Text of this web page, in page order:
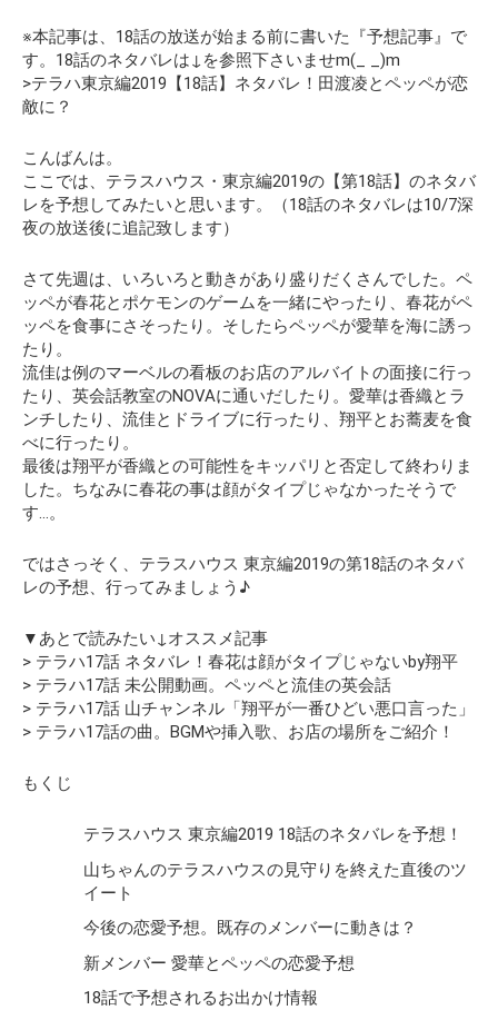
o
k
p
p
k
※本記事は、18話の放送が始まる前に書いた『予想記事』で
す。18話のネタバレは↓を参照下さいませm(_ _)m
>テラハ東京編2019【18話】ネタバレ！田渡凌とペッペが恋
敵に？
こんばんは。
ここでは、テラスハウス・東京編2019の 【第18話】 のネタバ
レを予想 してみたいと思います。
（18話のネタバレは10/7深
夜の放送後に追記致します）
さて先週は、いろいろと動きがあり盛りだくさんでした。ペ
ッペが春花とポケモンのゲームを一緒にやったり、春花がペ
ッペを食事にさそったり。そしたらペッペが愛華を海に誘っ
たり。
流佳は例のマーベルの看板のお店のアルバイトの面接に行っ
たり、英会話教室のNOVAに通いだしたり。愛華は香織とラ
ンチしたり、流佳とドライブに行ったり、翔平とお蕎麦を食
べに行ったり。
最後は翔平が香織との可能性をキッパリと否定して終わりま
した。ちなみに春花の事は顔がタイプじゃなかったそうで
す…。
ではさっそく、テラスハウス 東京編2019の第18話のネタバ
レの予想 、行ってみましょう♪
▼あとで読みたい↓オススメ記事
> テラハ17話 ネタバレ！春花は顔がタイプじゃないby翔平
> テラハ17話 未公開動画。ペッペと流佳の英会話
> テラハ17話 山チャンネル「翔平が一番ひどい悪口言った」
> テラハ17話の曲。BGMや挿入歌、お店の場所をご紹介！
もくじ
テラスハウス 東京編2019 18話のネタバレを予想！
山ちゃんのテラスハウスの見守りを終えた直後のツ
イート
今後の恋愛予想。既存のメンバーに動きは？
新メンバー 愛華とペッペの恋愛予想
18話で予想されるお出かけ情報